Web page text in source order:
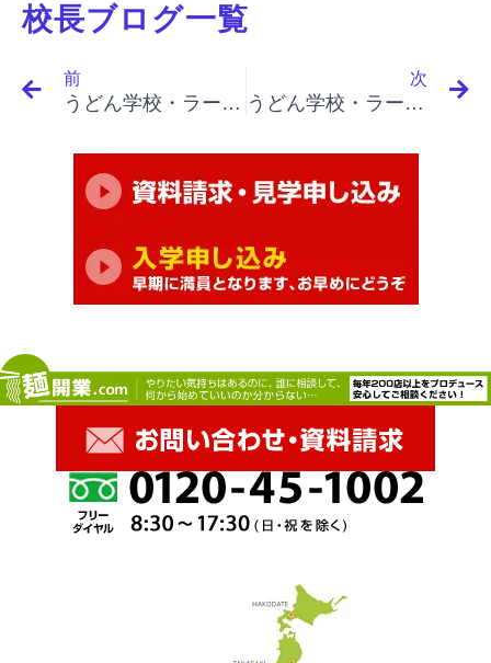
校長ブログ一覧
前
うどん学校・ラーメン学校・そば学校・パスタ学校で開業&成果アップ｜「イノベーションと起業家精神（下）」「先行者の５つの悪い癖」
次
うどん学校・ラーメン学校・そば学校・パスタ学校で開業&成果アップ｜「イノベーションと起業家精神（下）」「ニッチの占拠、関所戦略、関所戦略が成立する条件、限界とリスク」